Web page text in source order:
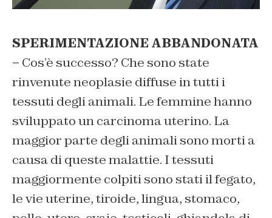
SPERIMENTAZIONE ABBANDONATA
– Cos’è successo? Che sono state
rinvenute neoplasie diffuse in tutti i
tessuti degli animali. Le femmine hanno
sviluppato un carcinoma uterino. La
maggior parte degli animali sono morti a
causa di queste malattie. I tessuti
maggiormente colpiti sono stati il fegato,
le vie uterine, tiroide, lingua, stomaco,